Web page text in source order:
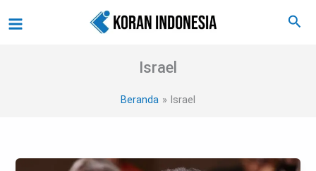
ke
Cari
Israel
Beranda Israel